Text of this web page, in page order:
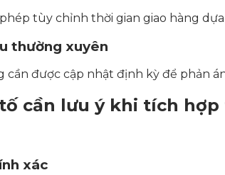
tùy chỉnh thời gian giao hàng
thường xuyên
cần được cập nhật định kỳ để phản
cần lưu ý khi tích
xác